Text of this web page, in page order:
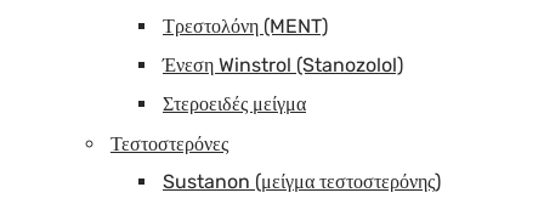
Τρεστολόνη (MENT)
Ένεση Winstrol (Stanozolol)
Στεροειδές μείγμα
Τεστοστερόνες
Sustanon (μείγμα τεστοστερόνης)